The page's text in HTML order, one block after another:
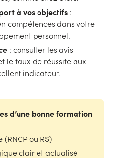
à vos objectifs :
compétences dans votre
personnel.
: consulter les avis
le taux de réussite aux
indicateur.
d’une bonne formation
ou RS)
clair et actualisé